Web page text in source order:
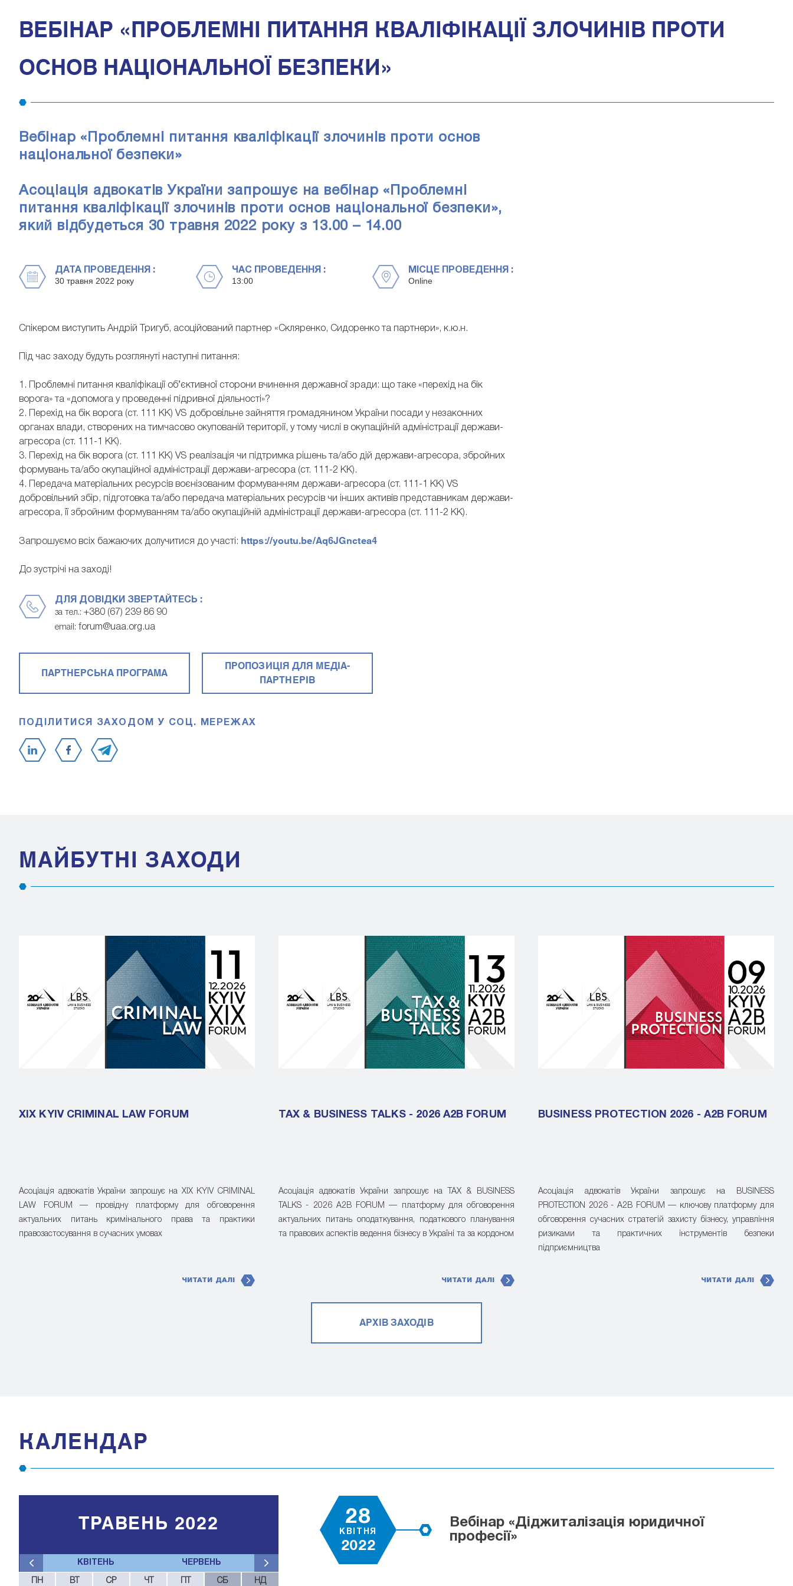
ВЕБІНАР «ПРОБЛЕМНІ ПИТАННЯ КВАЛІФІКАЦІЇ ЗЛОЧИНІВ ПРОТИ
ОСНОВ НАЦІОНАЛЬНОЇ БЕЗПЕКИ»
Вебінар «Проблемні питання кваліфікації злочинів проти основ
національної безпеки»
Асоціація адвокатів України запрошує на вебінар «Проблемні
питання кваліфікації злочинів проти основ національної безпеки»,
який відбудеться 30 травня 2022 року з 13.00 – 14.00
ДАТА ПРОВЕДЕННЯ :
30 травня 2022 року
ЧАС ПРОВЕДЕННЯ :
13:00
МІСЦЕ ПРОВЕДЕННЯ :
Online
Спікером виступить Андрій Тригуб, асоційований партнер «Скляренко, Сидоренко та партнери», к.ю.н.
Під час заходу будуть розглянуті наступні питання:
1. Проблемні питання кваліфікації об’єктивної сторони вчинення державної зради: що таке «перехід на бік
ворога» та «допомога у проведенні підривної діяльності»?
2. Перехід на бік ворога (ст. 111 КК) VS добровільне зайняття громадянином України посади у незаконних
органах влади, створених на тимчасово окупованій території, у тому числі в окупаційній адміністрації держави-
агресора (ст. 111-1 КК).
3. Перехід на бік ворога (ст. 111 КК) VS реалізація чи підтримка рішень та/або дій держави-агресора, збройних
формувань та/або окупаційної адміністрації держави-агресора (ст. 111-2 КК).
4. Передача матеріальних ресурсів воєнізованим формуванням держави-агресора (ст. 111-1 КК) VS
добровільний збір, підготовка та/або передача матеріальних ресурсів чи інших активів представникам держави-
агресора, її збройним формуванням та/або окупаційній адміністрації держави-агресора (ст. 111-2 КК).
Запрошуємо всіх бажаючих долучитися до участі: https://youtu.be/Aq6JGnctea4
До зустрічі на заході!
ДЛЯ ДОВІДКИ ЗВЕРТАЙТЕСЬ :
за тел.: +380 (67) 239 86 90
email: forum@uaa.org.ua
ПАРТНЕРСЬКА ПРОГРАМА
ПРОПОЗИЦІЯ ДЛЯ МЕДІА-
ПАРТНЕРІВ
ПОДІЛИТИСЯ ЗАХОДОМ У СОЦ. МЕРЕЖАХ
МАЙБУТНІ ЗАХОДИ
XIX KYIV CRIMINAL LAW FORUM
Асоціація адвокатів України запрошує на XIX KYIV CRIMINAL
LAW FORUM — провідну платформу для обговорення
актуальних питань кримінального права та практики
правозастосування в сучасних умовах
ЧИТАТИ ДАЛІ
TAX & BUSINESS TALKS - 2026 A2B FORUM
Асоціація адвокатів України запрошує на TAX & BUSINESS
TALKS - 2026 A2B FORUM — платформу для обговорення
актуальних питань оподаткування, податкового планування
та правових аспектів ведення бізнесу в Україні та за кордоном
ЧИТАТИ ДАЛІ
BUSINESS PROTECTION 2026 - A2B FORUM
Асоціація адвокатів України запрошує на BUSINESS
PROTECTION 2026 - A2B FORUM — ключову платформу для
обговорення сучасних стратегій захисту бізнесу, управління
ризиками та практичних інструментів безпеки
підприємництва
ЧИТАТИ ДАЛІ
АРХІВ ЗАХОДІВ
КАЛЕНДАР
КВІТЕНЬ ЧЕРВЕНЬ
ТРАВЕНЬ 2022
ПН ВТ СР ЧТ СБ НД
28
КВІТНЯ
2022
Вебінар «Діджиталізація юридичної
професії»